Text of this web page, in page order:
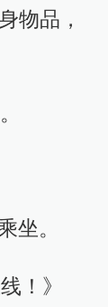
物品，
坐。
！》